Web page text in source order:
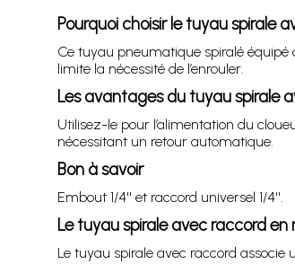
Pourquoi choisir le tuyau spirale
Ce tuyau pneumatique spiralé
limite la nécessité de l’enrouler.
Les avantages du tuyau spirale
Utilisez-le pour l’alimentation du
nécessitant un retour automatique.
Bon à savoir
Embout 1/4'' et raccord universel 1/4''.
Le tuyau spirale avec raccord en
Le tuyau spirale avec raccord associe